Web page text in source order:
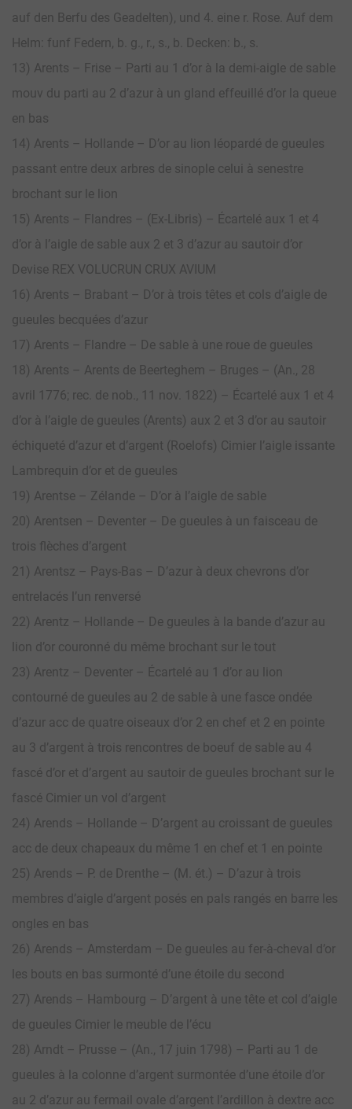
auf den Berfu des Geadelten), und 4. eine r. Rose. Auf dem
Helm: funf Federn, b. g., r., s., b. Decken: b., s.
13) Arents – Frise – Parti au 1 d’or à la demi-aigle de sable
mouv du parti au 2 d’azur à un gland effeuillé d’or la queue
en bas
14) Arents – Hollande – D’or au lion léopardé de gueules
passant entre deux arbres de sinople celui à senestre
brochant sur le lion
15) Arents – Flandres – (Ex-Libris) – Écartelé aux 1 et 4
d’or à l’aigle de sable aux 2 et 3 d’azur au sautoir d’or
Devise REX VOLUCRUN CRUX AVIUM
16) Arents – Brabant – D’or à trois têtes et cols d’aigle de
gueules becquées d’azur
17) Arents – Flandre – De sable à une roue de gueules
18) Arents – Arents de Beerteghem – Bruges – (An., 28
avril 1776; rec. de nob., 11 nov. 1822) – Écartelé aux 1 et 4
d’or à l’aigle de gueules (Arents) aux 2 et 3 d’or au sautoir
échiqueté d’azur et d’argent (Roelofs) Cimier l’aigle issante
Lambrequin d’or et de gueules
19) Arentse – Zélande – D’or à l’aigle de sable
20) Arentsen – Deventer – De gueules à un faisceau de
trois flèches d’argent
21) Arentsz – Pays-Bas – D’azur à deux chevrons d’or
entrelacés l’un renversé
22) Arentz – Hollande – De gueules à la bande d’azur au
lion d’or couronné du même brochant sur le tout
23) Arentz – Deventer – Écartelé au 1 d’or au lion
contourné de gueules au 2 de sable à une fasce ondée
d’azur acc de quatre oiseaux d’or 2 en chef et 2 en pointe
au 3 d’argent à trois rencontres de boeuf de sable au 4
fascé d’or et d’argent au sautoir de gueules brochant sur le
fascé Cimier un vol d’argent
24) Arends – Hollande – D’argent au croissant de gueules
acc de deux chapeaux du même 1 en chef et 1 en pointe
25) Arends – P. de Drenthe – (M. ét.) – D’azur à trois
membres d’aigle d’argent posés en pals rangés en barre les
ongles en bas
26) Arends – Amsterdam – De gueules au fer-à-cheval d’or
les bouts en bas surmonté d’une étoile du second
27) Arends – Hambourg – D’argent à une tête et col d’aigle
de gueules Cimier le meuble de l’écu
28) Arndt – Prusse – (An., 17 juin 1798) – Parti au 1 de
gueules à la colonne d’argent surmontée d’une étoile d’or
au 2 d’azur au fermail ovale d’argent l’ardillon à dextre acc